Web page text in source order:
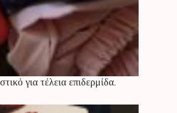
για τέλεια επιδερμίδα.